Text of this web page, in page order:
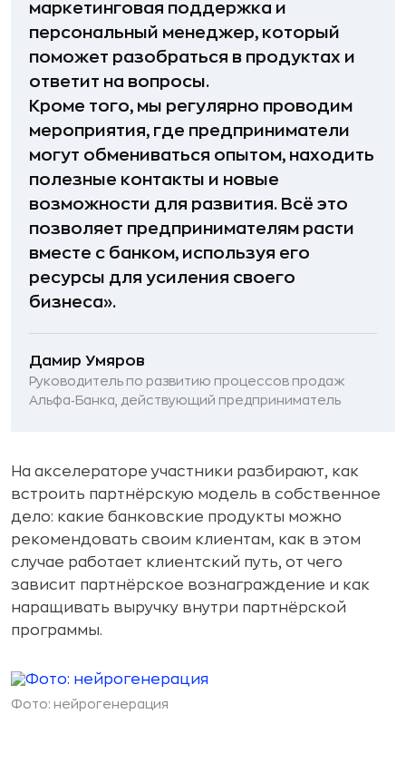
маркетинговая поддержка и
персональный менеджер, который
поможет разобраться в продуктах и
ответит на вопросы.
Кроме того, мы регулярно проводим
мероприятия, где предприниматели
могут обмениваться опытом, находить
полезные контакты и новые
возможности для развития. Всё это
позволяет предпринимателям расти
вместе с банком, используя его
ресурсы для усиления своего
бизнеса».
Дамир Умяров
Руководитель по развитию процессов продаж
Альфа‑Банка, действующий предприниматель
На акселераторе участники разбирают, как
встроить партнёрскую модель в собственное
дело: какие банковские продукты можно
рекомендовать своим клиентам, как в этом
случае работает клиентский путь, от чего
зависит партнёрское вознаграждение и как
наращивать выручку внутри партнёрской
программы.
Фото: нейрогенерация